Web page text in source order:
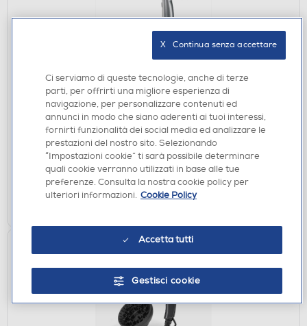
ASCIUGACAPELLI
BABYLISS - Asciugacapelli D580DE-Grey
€ 39,90
Acquisto online:disponibile
Ritiro in negozio in 30' gratuito:verifica
AGGIUNGI
Ci serviamo di queste tecnologie, anche di terze
parti, per offrirti una migliore esperienza di
navigazione, per personalizzare contenuti ed
annunci in modo che siano aderenti ai tuoi interessi,
fornirti funzionalità dei social media ed analizzare le
prestazioni del nostro sito. Selezionando
“Impostazioni cookie” ti sarà possibile determinare
quali cookie verranno utilizzati in base alle tue
preferenze. Consulta la nostra cookie policy per
ulteriori informazioni. Cookie Policy
Accetta tutti
Gestisci cookie
X   Continua senza accettare